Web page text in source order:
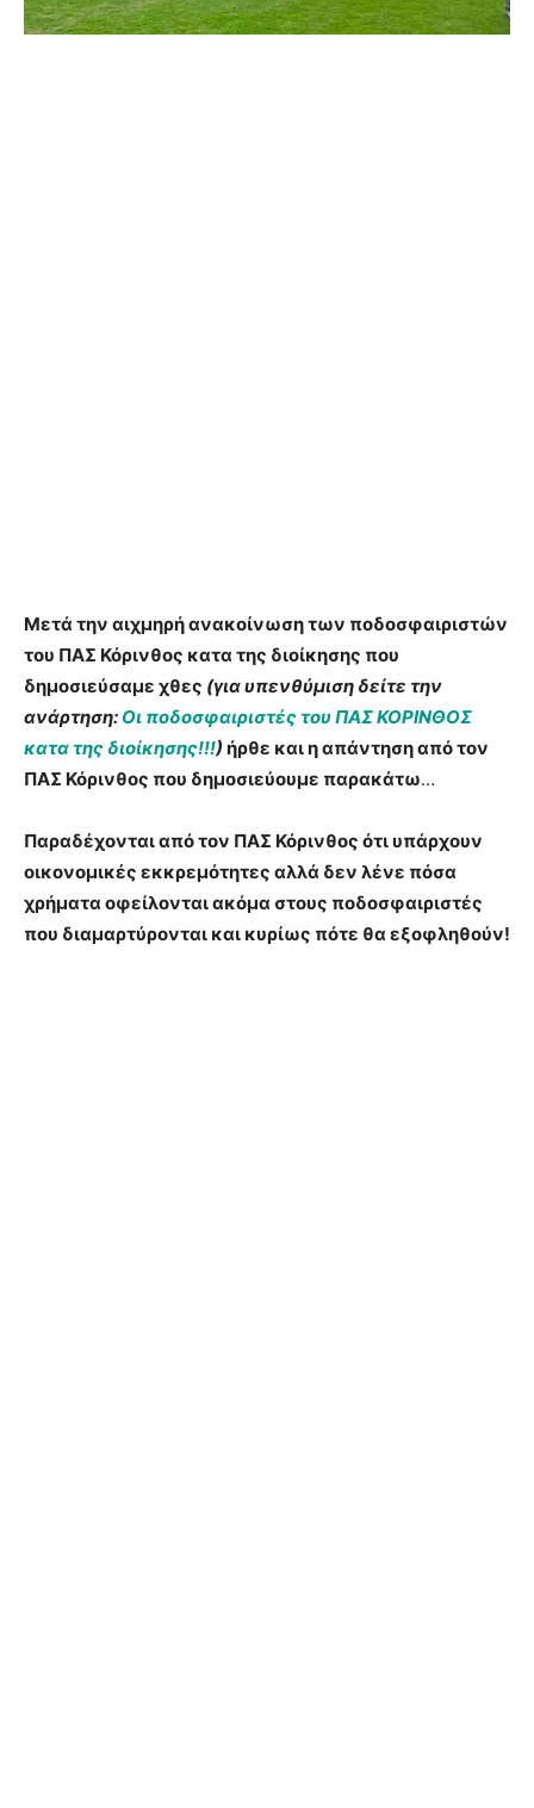
Μετά την αιχμηρή ανακοίνωση των ποδοσφαιριστών
του ΠΑΣ Κόρινθος κατα της διοίκησης που
δημοσιεύσαμε χθες (για υπενθύμιση δείτε την
ανάρτηση: Οι ποδοσφαιριστές του ΠΑΣ ΚΟΡΙΝΘΟΣ
κατα της διοίκησης!!!)ήρθε και η απάντηση από τον
ΠΑΣ Κόρινθος που δημοσιεύουμε παρακάτω…
Παραδέχονται από τον ΠΑΣ Κόρινθος ότι υπάρχουν
οικονομικές εκκρεμότητες αλλά δεν λένε πόσα
χρήματα οφείλονται ακόμα στους ποδοσφαιριστές
που διαμαρτύρονται και κυρίως πότε θα εξοφληθούν!